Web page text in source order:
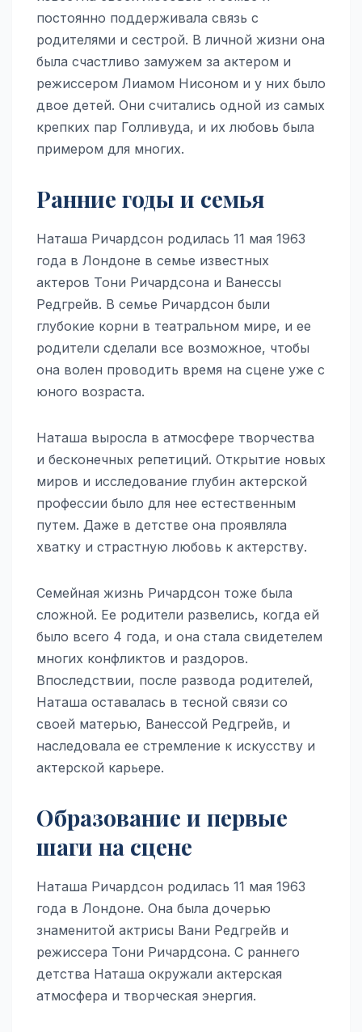
постоянно поддерживала связь с
родителями и сестрой. В личной жизни она
была счастливо замужем за актером и
режиссером Лиамом Нисоном и у них было
двое детей. Они считались одной из самых
крепких пар Голливуда, и их любовь была
примером для многих.
Ранние годы и семья
Наташа Ричардсон родилась 11 мая 1963
года в Лондоне в семье известных
актеров Тони Ричардсона и Ванессы
Редгрейв. В семье Ричардсон были
глубокие корни в театральном мире, и ее
родители сделали все возможное, чтобы
она волен проводить время на сцене уже с
юного возраста.
Наташа выросла в атмосфере творчества
и бесконечных репетиций. Открытие новых
миров и исследование глубин актерской
профессии было для нее естественным
путем. Даже в детстве она проявляла
хватку и страстную любовь к актерству.
Семейная жизнь Ричардсон тоже была
сложной. Ее родители развелись, когда ей
было всего 4 года, и она стала свидетелем
многих конфликтов и раздоров.
Впоследствии, после развода родителей,
Наташа оставалась в тесной связи со
своей матерью, Ванессой Редгрейв, и
наследовала ее стремление к искусству и
актерской карьере.
Образование и первые
шаги на сцене
Наташа Ричардсон родилась 11 мая 1963
года в Лондоне. Она была дочерью
знаменитой актрисы Вани Редгрейв и
режиссера Тони Ричардсона. С раннего
детства Наташа окружали актерская
атмосфера и творческая энергия.